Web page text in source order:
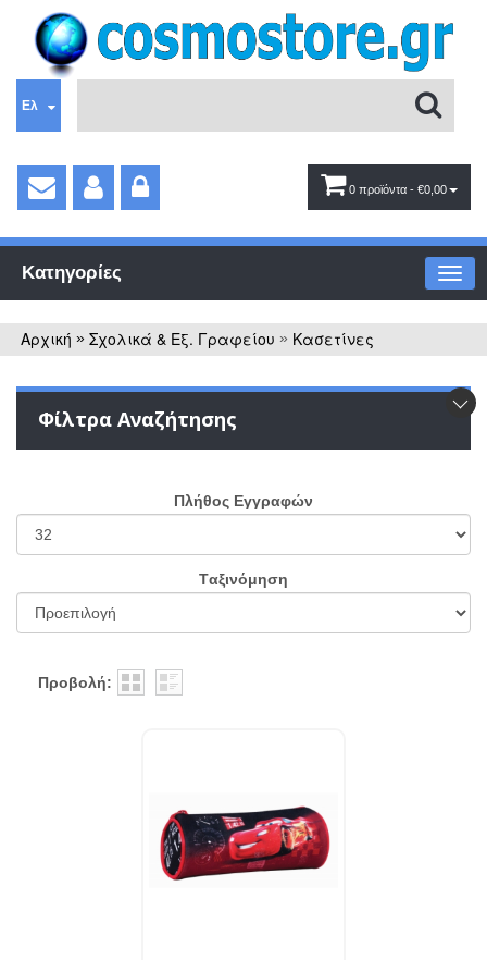
Ελ
0 προϊόντα - €0,00
Κατηγορίες
Αρχική » Σχολικά & Εξ. Γραφείου » Κασετίνες
Φίλτρα Αναζήτησης
Πλήθος Εγγραφών
Tαξινόμηση
Προβολή: